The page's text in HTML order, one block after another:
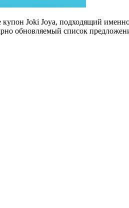
Joki Joya, подходящий
обновляемый список